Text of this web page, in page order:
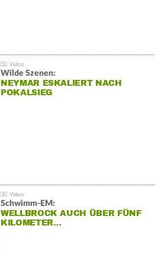
Wilde Szenen:
NEYMAR ESKALIERT NACH
POKALSIEG
Schwimm-EM:
WELLBROCK AUCH ÜBER FÜNF
KILOMETER…